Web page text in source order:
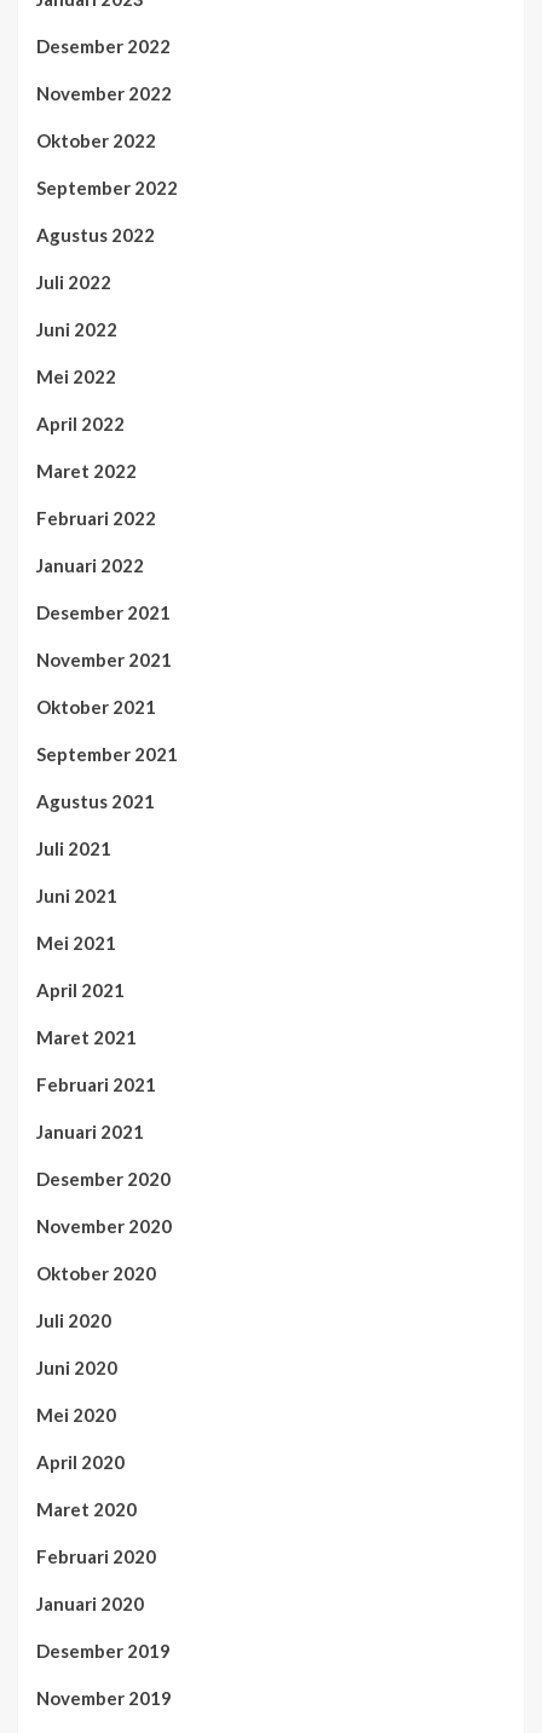
Desember 2022
November 2022
Oktober 2022
September 2022
Agustus 2022
Juli 2022
Juni 2022
Mei 2022
April 2022
Maret 2022
Februari 2022
Januari 2022
Desember 2021
November 2021
Oktober 2021
September 2021
Agustus 2021
Juli 2021
Juni 2021
Mei 2021
April 2021
Maret 2021
Februari 2021
Januari 2021
Desember 2020
November 2020
Oktober 2020
Juli 2020
Juni 2020
Mei 2020
April 2020
Maret 2020
Februari 2020
Januari 2020
Desember 2019
November 2019